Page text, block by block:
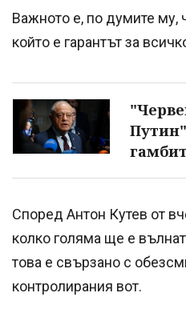
Важното е, по думите му,
който е гарантът за
Според Антон Кутев от
колко голяма ще е
това е свързано с
контролирания вот.